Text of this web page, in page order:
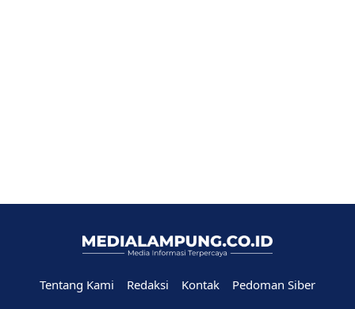
Tentang Kami Redaksi Kontak
Pedoman Siber